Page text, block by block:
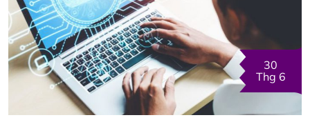
30
Thg 6